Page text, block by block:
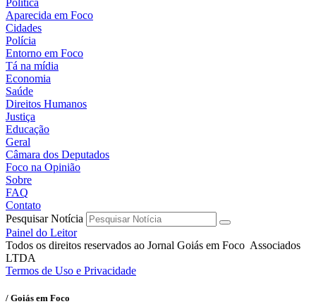
Aparecida em Foco
Cidades
Polícia
Entorno em Foco
Tá na mídia
Economia
Saúde
Direitos Humanos
Justiça
Educação
Geral
Câmara dos Deputados
Foco na Opinião
Sobre
FAQ
Contato
Pesquisar Notícia
Painel do Leitor
Todos os direitos reservados ao Jornal Goiás em Foco Associados
LTDA
Termos de Uso e Privacidade
/ Goiás em Foco